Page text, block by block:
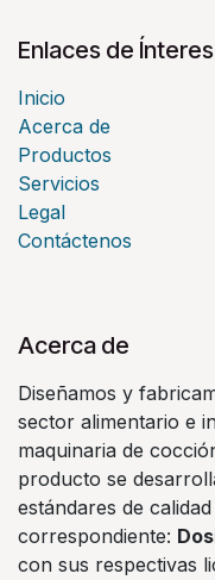
Enlaces de Ínteres
Inicio
Acerca de
Productos
Servicios
Legal
Contáctenos
Acerca de
Diseñamos y
sector alimentario e
maquinaria de
producto se
estándares de
correspondiente:
con sus respectivas